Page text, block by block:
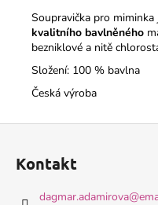
Soupravička pro miminka
kvalitního bavlněného
bezniklové a nitě
Složení: 100 % bavlna
Česká výroba
Kontakt
dagmar.adamirova@